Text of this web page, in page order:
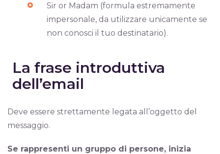
Sir or Madam (formula estremamente
impersonale, da utilizzare unicamente se
non conosci il tuo destinatario).
La frase introduttiva
dell’email
Deve essere strettamente legata all’oggetto del
messaggio.
Se rappresenti un gruppo di persone, inizia